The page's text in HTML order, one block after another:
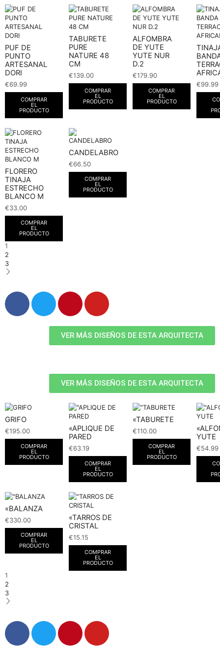
PUF DE
PUNTO
ARTESANAL
DORI
€69.99
COMPRAR
EL
PRODUCTO
TABURETE
PURE
NATURE 48
CM
€139.00
COMPRAR
EL
PRODUCTO
ALFOMBRA
DE YUTE
YUTE NUR
D.2
€179.90
COMPRAR
EL
PRODUCTO
€99.99
FLORERO
TINAJA
ESTRECHO
BLANCO M
€33.00
COMPRAR
EL
PRODUCTO
CANDELABRO
€66.50
COMPRAR
EL
PRODUCTO
1
2
3
VER MÁS DISEÑOS DE ESTA ARQUITECTA
VER MÁS DISEÑOS DE ESTA ARQUITECTA
GRIFO
€195.00
COMPRAR
EL
PRODUCTO
«APLIQUE DE
PARED
€63.19
COMPRAR
EL
PRODUCTO
«TABURETE
€110.00
COMPRAR
EL
PRODUCTO
YUTE
€54.99
«BALANZA
€330.00
COMPRAR
EL
PRODUCTO
«TARROS DE
CRISTAL
€15.15
COMPRAR
EL
PRODUCTO
1
2
3